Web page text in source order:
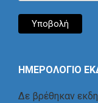
ΗΜΕΡΟΛΟΓΙΟ
Δε βρέθηκαν